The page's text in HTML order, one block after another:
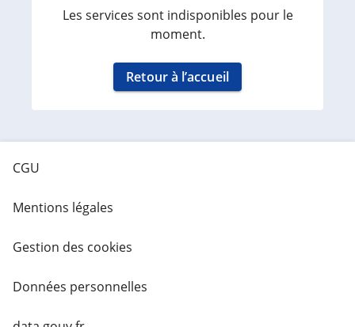
Les services sont indisponibles pour le
moment.
Retour à l’accueil
CGU
Mentions légales
Gestion des cookies
Données personnelles